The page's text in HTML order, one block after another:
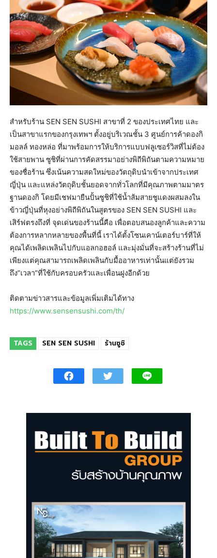
สำหรับร้าน SEN SEN SUSHI สาขาที่ 2 ของประเทศไทย และ
เป็นสาขาแรกของกรุงเทพฯ ตั้งอยู่บริเวณชั้น 3 ศูนย์การค้าดองกิ
มอลล์ ทองหล่อ ที่มาพร้อมการให้บริการแบบฟลูเซอร์วิสที่ไม่ต้อง
ใช้สายพาน ซูชิที่ผ่านการคัดสรรมาอย่างพิถีพิถันตามความหมาย
ของชื่อร้าน ซึ่งเน้นความสดใหม่ของวัตถุดิบนำเข้าจากประเทศ
ญี่ปุ่น และแหล่งวัตถุดิบชั้นยอดจากทั่วโลกที่มีคุณภาพตามมาตร
ฐานดองกิ โดยมีเชฟมายืนปั้นซูชิที่ใช้น้ำส้มสายชูแดงผสมลงใน
ข้าวญี่ปุ่นที่หุงอย่างพิถีพิถันในสูตรของ SEN SEN SUSHI และ
เสิร์ฟตรงถึงที่ จุดเด่นของร้านนี้คือ เพื่อตอบสนองลูกค้าและความ
ต้องการหลากหลายของพื้นที่นี้ เราได้ตั้งโซนเคาน์เตอร์บาร์ที่ให้
คุณได้เพลิดเพลินไปกับแอลกอฮอล์ และมุ่งมั่นที่จะสร้างร้านที่ไม่
เพียงแต่คุณสามารถเพลิดเพลินกับมื้ออาหารเท่านั้นแต่ยังรวม
ถึง”เวลา”ที่ใช้กับครอบครัวและเพื่อนฝูงอีกด้วย
ติดตามข่าวสารและข้อมูลเพิ่มเติมได้ทาง
https://www.sensensushi.com/th/
TAGS SEN SEN SUSHI ร้านซูชิ